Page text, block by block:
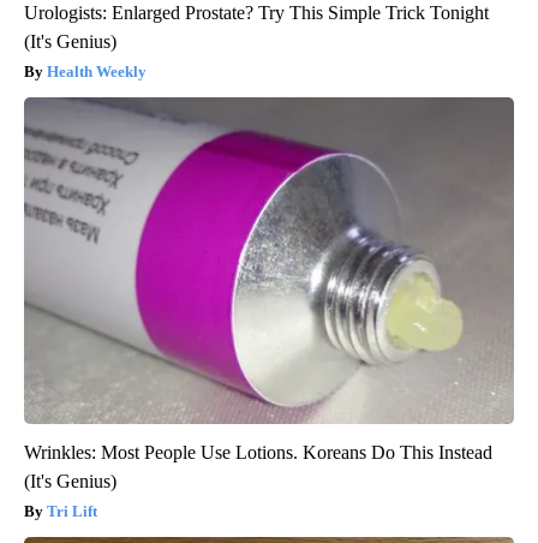
Urologists: Enlarged Prostate? Try This Simple Trick Tonight
(It's Genius)
Health Weekly
Wrinkles: Most People Use Lotions. Koreans Do This Instead
(It's Genius)
Tri Lift